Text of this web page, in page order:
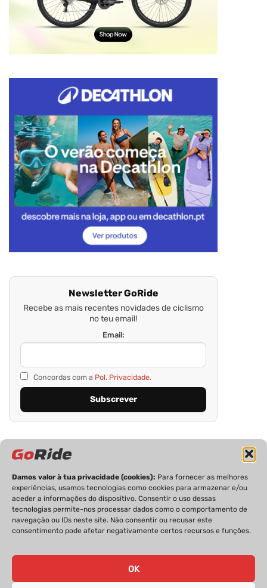
Damos valor à tua privacidade (cookies): Para fornecer as melhores
experiências, usamos tecnologias como cookies para armazenar e/ou
aceder a informações do dispositivo. Consentir o uso dessas
tecnologias permite-nos processar dados como o comportamento de
navegação ou IDs neste site. Não consentir ou recusar este
consentimento pode afetar negativamente certos recursos e funções.
OK
Newsletter GoRide
Recebe as mais recentes novidades de ciclismo
no teu email!
Email:
Concordas com a Pol. Privacidade.
PRIVACIDADE FICHA TÉCNICA
ESTATUTO EDITORIAL
POLÍTICA DE COOKIES
CONTACTOS